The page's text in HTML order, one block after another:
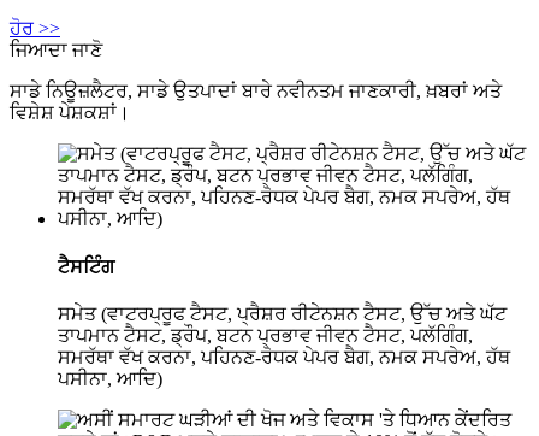
ਹੋਰ >>
ਜਿਆਦਾ ਜਾਣੋ
ਸਾਡੇ ਨਿਊਜ਼ਲੈਟਰ, ਸਾਡੇ ਉਤਪਾਦਾਂ ਬਾਰੇ ਨਵੀਨਤਮ ਜਾਣਕਾਰੀ, ਖ਼ਬਰਾਂ ਅਤੇ
ਵਿਸ਼ੇਸ਼ ਪੇਸ਼ਕਸ਼ਾਂ।
ਟੈਸਟਿੰਗ
ਸਮੇਤ (ਵਾਟਰਪ੍ਰੂਫ ਟੈਸਟ, ਪ੍ਰੈਸ਼ਰ ਰੀਟੇਨਸ਼ਨ ਟੈਸਟ, ਉੱਚ ਅਤੇ ਘੱਟ
ਤਾਪਮਾਨ ਟੈਸਟ, ਡ੍ਰੌਪ, ਬਟਨ ਪ੍ਰਭਾਵ ਜੀਵਨ ਟੈਸਟ, ਪਲੱਗਿੰਗ,
ਸਮਰੱਥਾ ਵੱਖ ਕਰਨਾ, ਪਹਿਨਣ-ਰੋਧਕ ਪੇਪਰ ਬੈਗ, ਨਮਕ ਸਪਰੇਅ, ਹੱਥ
ਪਸੀਨਾ, ਆਦਿ)